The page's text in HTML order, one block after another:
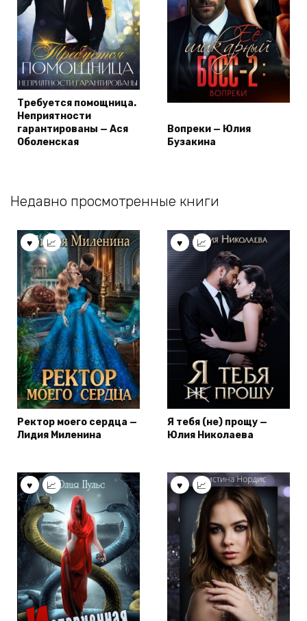
Требуется помощница.
Неприятности
гарантированы — Ася
Оболенская
Вопреки — Юлия
Бузакина
Недавно просмотренные книги
Ректор моего сердца —
Лидия Миленина
Я тебя (не) прощу —
Юлия Николаева